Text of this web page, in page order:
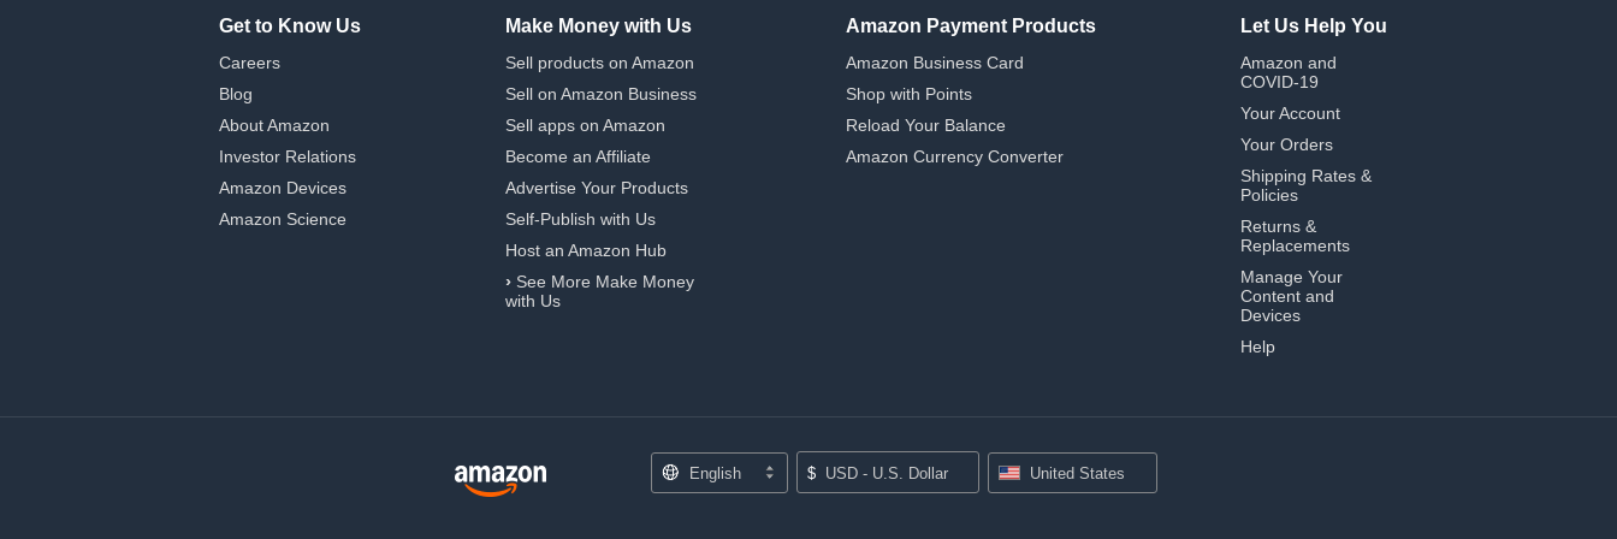
Get to Know Us
Careers
Blog
About Amazon
Investor Relations
Amazon Devices
Amazon Science
Make Money with Us
Sell products on Amazon
Sell on Amazon Business
Sell apps on Amazon
Become an Affiliate
Advertise Your Products
Self-Publish with Us
Host an Amazon Hub
› See More Make Money
with Us
Amazon Payment Products
Amazon Business Card
Shop with Points
Reload Your Balance
Amazon Currency Converter
Let Us Help You
Amazon and
COVID-19
Your Account
Your Orders
Shipping Rates &
Policies
Returns &
Replacements
Manage Your
Content and
Devices
Help
English $ USD - U.S. Dollar United States